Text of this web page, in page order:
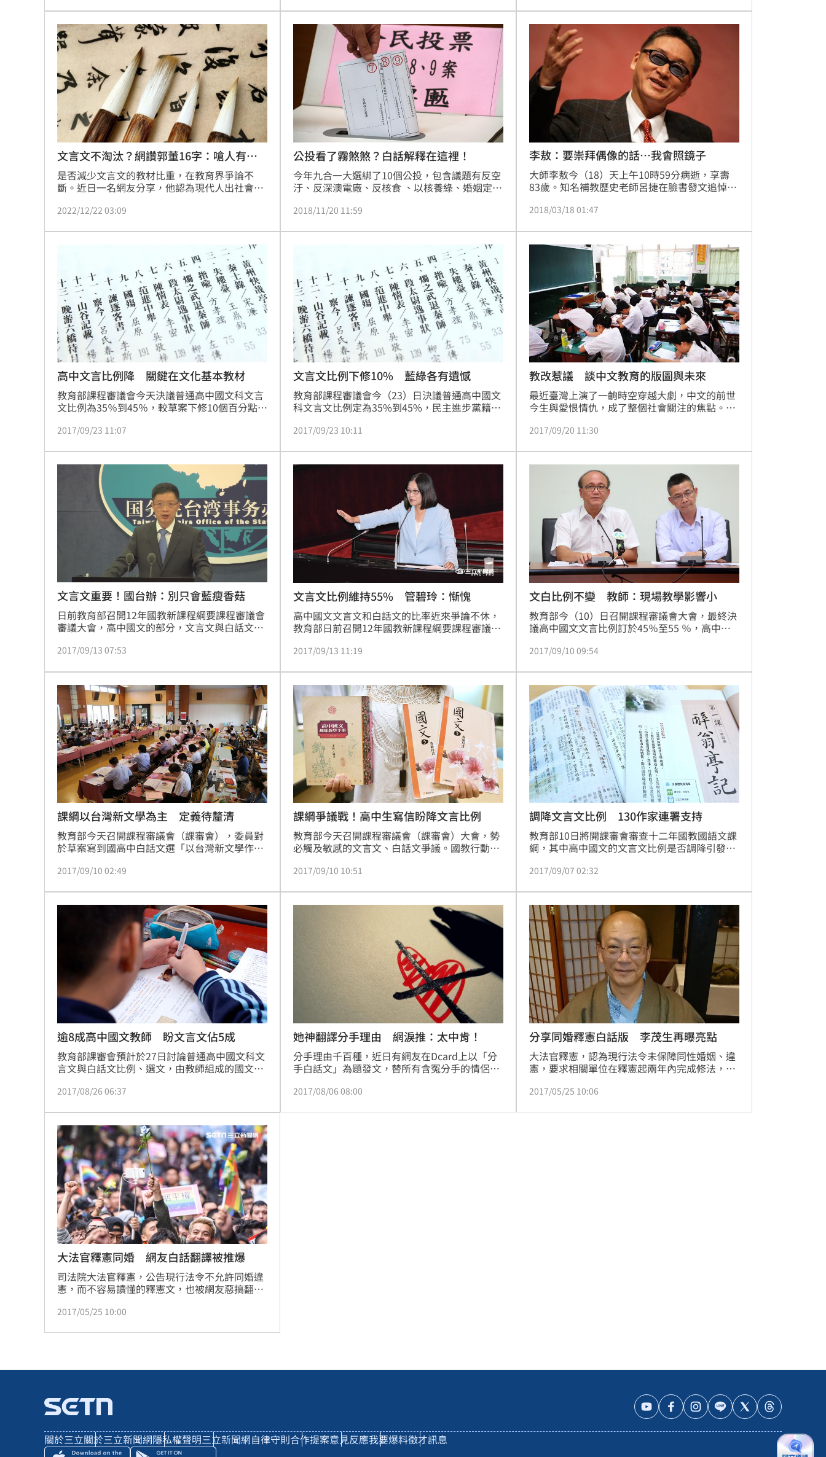
商場戰國來臨 台中「頂奢大道」逐漸成形 12:00
「拍片人的多重宇宙」職涯論壇9/12登場！ 10:30
8國球員齊聚高雄 Formosa 7s掀足球熱潮 10:00
理想混蛋號召粉絲跨海追星吃美食！ 18:15
能力。
也、非也」，豈不是太痛苦了！（記者唐家興）
文言文不淘汰？網讚郭董16字：嗆人有格
調
是否減少文言文的教材比重，在教育界爭論不
斷。近日一名網友分享，他認為現代人出社會後
早該淘汰的文體，怎麼現代華人還一堆人在用
海創辦人郭台銘16字古文為例，笑說「拿來嗆人
2022/12/22 03:09
公投看了霧煞煞？白話解釋在這裡！
今年九合一大選綁了10個公投，包含議題有反空
汙、反深澳電廠、反核食 、以核養綠、婚姻定
性平教育、東奧正名，將在11月24日投票，同意
案才過關。但仔細的看公投訴求內容，選民可能
會霧煞煞，到底在講什麼！這篇就要告訴你，到
底這些公投會投出什麼。編號從7開始，是因為
《公投法》實施以來已累積6案，今年的10個公
投案，編
2018/11/20 11:59
李敖：要崇拜偶像的話…我會照鏡子
大師李敖今（18）天上午10時59分病逝，享壽
83歲。知名補教歷史老師呂捷在臉書發文追悼表
出李敖經典名言，「五百年來白話文寫得最好的
2018/03/18 01:47
高中文言比例降 關鍵在文化基本教材
教育部課程審議會今天決議普通高中國文科文言
文比例為35％到45％，較草案下修10個百分點。
材，換算下來相當於文言文多了10個百分點。
2017/09/23 11:07
文言文比例下修10% 藍綠各有遺憾
教育部課程審議會今（23）日決議普通高中國文
科文言文比例定為35%到45%，民主進步黨籍立
國民黨籍立委柯志恩也說遺憾，政治凌駕專業。
2017/09/23 10:11
教改惹議 談中文教育的版圖與未來
最近臺灣上演了一齣時空穿越大劇，中文的前世
今生與愛恨情仇，成了整個社會關注的焦點。上
文的文言文比例大幅調降，又透過網路票選，列
2017/09/20 11:30
文言文重要！國台辦：別只會藍瘦香菇
日前教育部召開12年國教新課程綱要課程審議會
審議大會，高中國文的部分，文言文與白話文比
辦發言人安峰山今（13）日表示，這「不是一場
寶，希望人們遭遇情傷時能說「等閒變卻故人
心，卻道故人心易變」，而不是只會說「藍瘦香
菇」。
2017/09/13 07:53
文言文比例維持55% 管碧玲：慚愧
高中國文文言文和白話文的比率近來爭論不休，
教育部日前召開12年國教新課程綱要課程審議會
案的45至55%。對此民進黨立委管碧玲表示，
的，簡直胡搞。
2017/09/13 11:19
文白比例不變 教師：現場教學影響小
教育部今（10）日召開課程審議會大會，最終決
議高中國文文言比例訂於45％至55 ％，高中國
重要的是老師教學要活化。
2017/09/10 09:54
課綱以台灣新文學為主 定義待釐清
教育部今天召開課程審議會（課審會），委員對
於草案寫到國高中白話文選「以台灣新文學作家
要求國家教育研究院研修小組再說明。
2017/09/10 02:49
課綱爭議戰！高中生寫信盼降文言比例
教育部今天召開課程審議會（課審會）大會，勢
必觸及敏感的文言文、白話文爭議。國教行動聯
教學，高中鄉土社團則發表聯合信，期盼降低文
2017/09/10 10:51
調降文言文比例 130作家連署支持
教育部10日將開課審會審查十二年國教國語文課
綱，其中高中國文的文言文比例是否調降引發爭
張「支持調降文言文比例，強化台灣新文學教
2017/09/07 02:32
逾8成高中國文教師 盼文言文佔5成
教育部課審會預計於27日討論普通高中國文科文
言文與白話文比例、選文，由教師組成的國文學
認為文言文需佔50％以上。
2017/08/26 06:37
她神翻譯分手理由 網淚推：太中肯！
分手理由千百種，近日有網友在Dcard上以「分
手白話文」為題發文，替所有含冤分手的情侶
表示「可以不要這麼中肯嗎？」
2017/08/06 08:00
分享同婚釋憲白話版 李茂生再曝亮點
大法官釋憲，認為現行法令未保障同性婚姻、違
憲，要求相關單位在釋憲起兩年內完成修法，台
知道大概內容，但「丟臉的東西怎可能翻譯成英
文版。」
2017/05/25 10:06
大法官釋憲同婚 網友白話翻譯被推爆
司法院大法官釋憲，公告現行法令不允許同婚違
憲，而不容易讀懂的釋憲文，也被網友惡搞翻譯
百分！」
2017/05/25 10:00
關於三立關於三立新聞網隱私權聲明三立新聞網自律守則合作提案意見反應我要爆料徵才訊息